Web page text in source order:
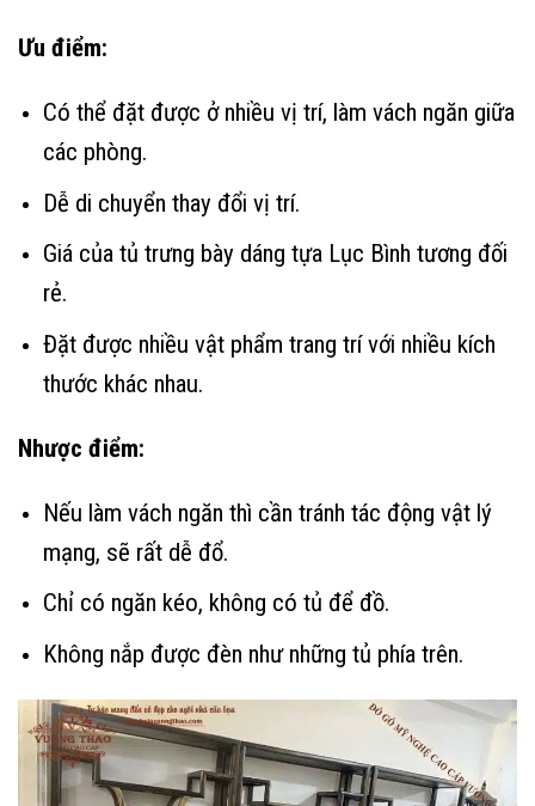
Ưu điểm:
Có thể đặt được ở nhiều vị trí, làm vách ngăn giữa
các phòng.
Dễ di chuyển thay đổi vị trí.
Giá của tủ trưng bày dáng tựa Lục Bình tương đối
rẻ.
Đặt được nhiều vật phẩm trang trí với nhiều kích
thước khác nhau.
Nhược điểm:
Nếu làm vách ngăn thì cần tránh tác động vật lý
mạng, sẽ rất dễ đổ.
Chỉ có ngăn kéo, không có tủ để đồ.
Không nắp được đèn như những tủ phía trên.